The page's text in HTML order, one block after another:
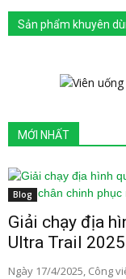
Sản phẩm khuyên
MỚI NHẤT
Blog
Giải chạy địa
Ultra Trail
Ngày 17/4/2025, Công